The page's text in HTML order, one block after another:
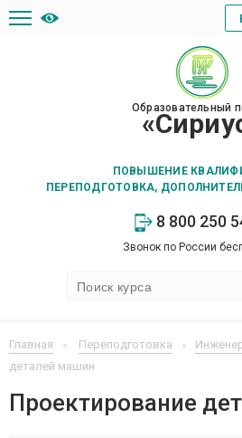
Образовательный
ПОВЫШЕНИЕ
ПЕРЕПОДГОТОВКА,
8 800 250
Звонок по России
Главная Переподготовка
деталей машин
Проектирование